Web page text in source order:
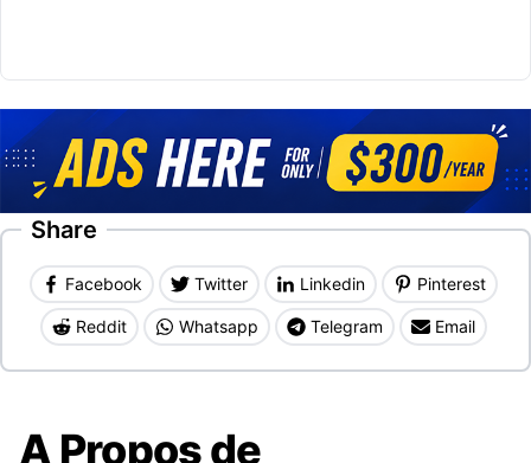
Share
Facebook Twitter Linkedin Pinterest
Reddit Whatsapp Telegram Email
A Propos de